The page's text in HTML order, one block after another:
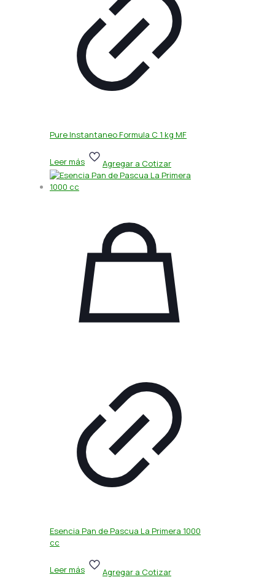
Pure Instantaneo Formula C 1 kg MF
Leer más Agregar a Cotizar
Esencia Pan de Pascua La Primera 1000
cc
Leer más Agregar a Cotizar